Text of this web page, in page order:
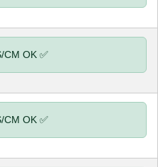
CM OK ✅
CM OK ✅